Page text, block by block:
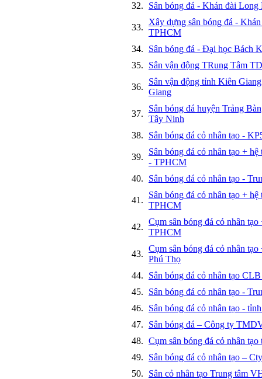
32.
Sân bóng đá - Khán đài
33.
Xây dựng sân bóng đá -
TPHCM
34.
Sân bóng đá - Đại học Bách
35.
Sân vận động TRung Tâm
36.
Sân vận động tỉnh Kiên
Giang
37.
Sân bóng đá huyện Trảng
Tây Ninh
38.
Sân bóng đá cỏ nhân tạo -
39.
Sân bóng đá cỏ nhân tạo +
- TPHCM
40.
Sân bóng đá cỏ nhân tạo -
41.
Sân bóng đá cỏ nhân tạo +
TPHCM
42.
Cụm sân bóng đá cỏ nhân
TPHCM
43.
Cụm sân bóng đá cỏ nhân
Phú Thọ
44.
Sân bóng đá cỏ nhân tạo
45.
Sân bóng đá cỏ nhân tạo -
46.
Sân bóng đá cỏ nhân tạo -
47.
Sân bóng đá – Công ty
48. Cụm sân bóng đá cỏ nhân
49.
Sân bóng đá cỏ nhân tạo –
50.
Sân cỏ nhân tạo Trung tâm